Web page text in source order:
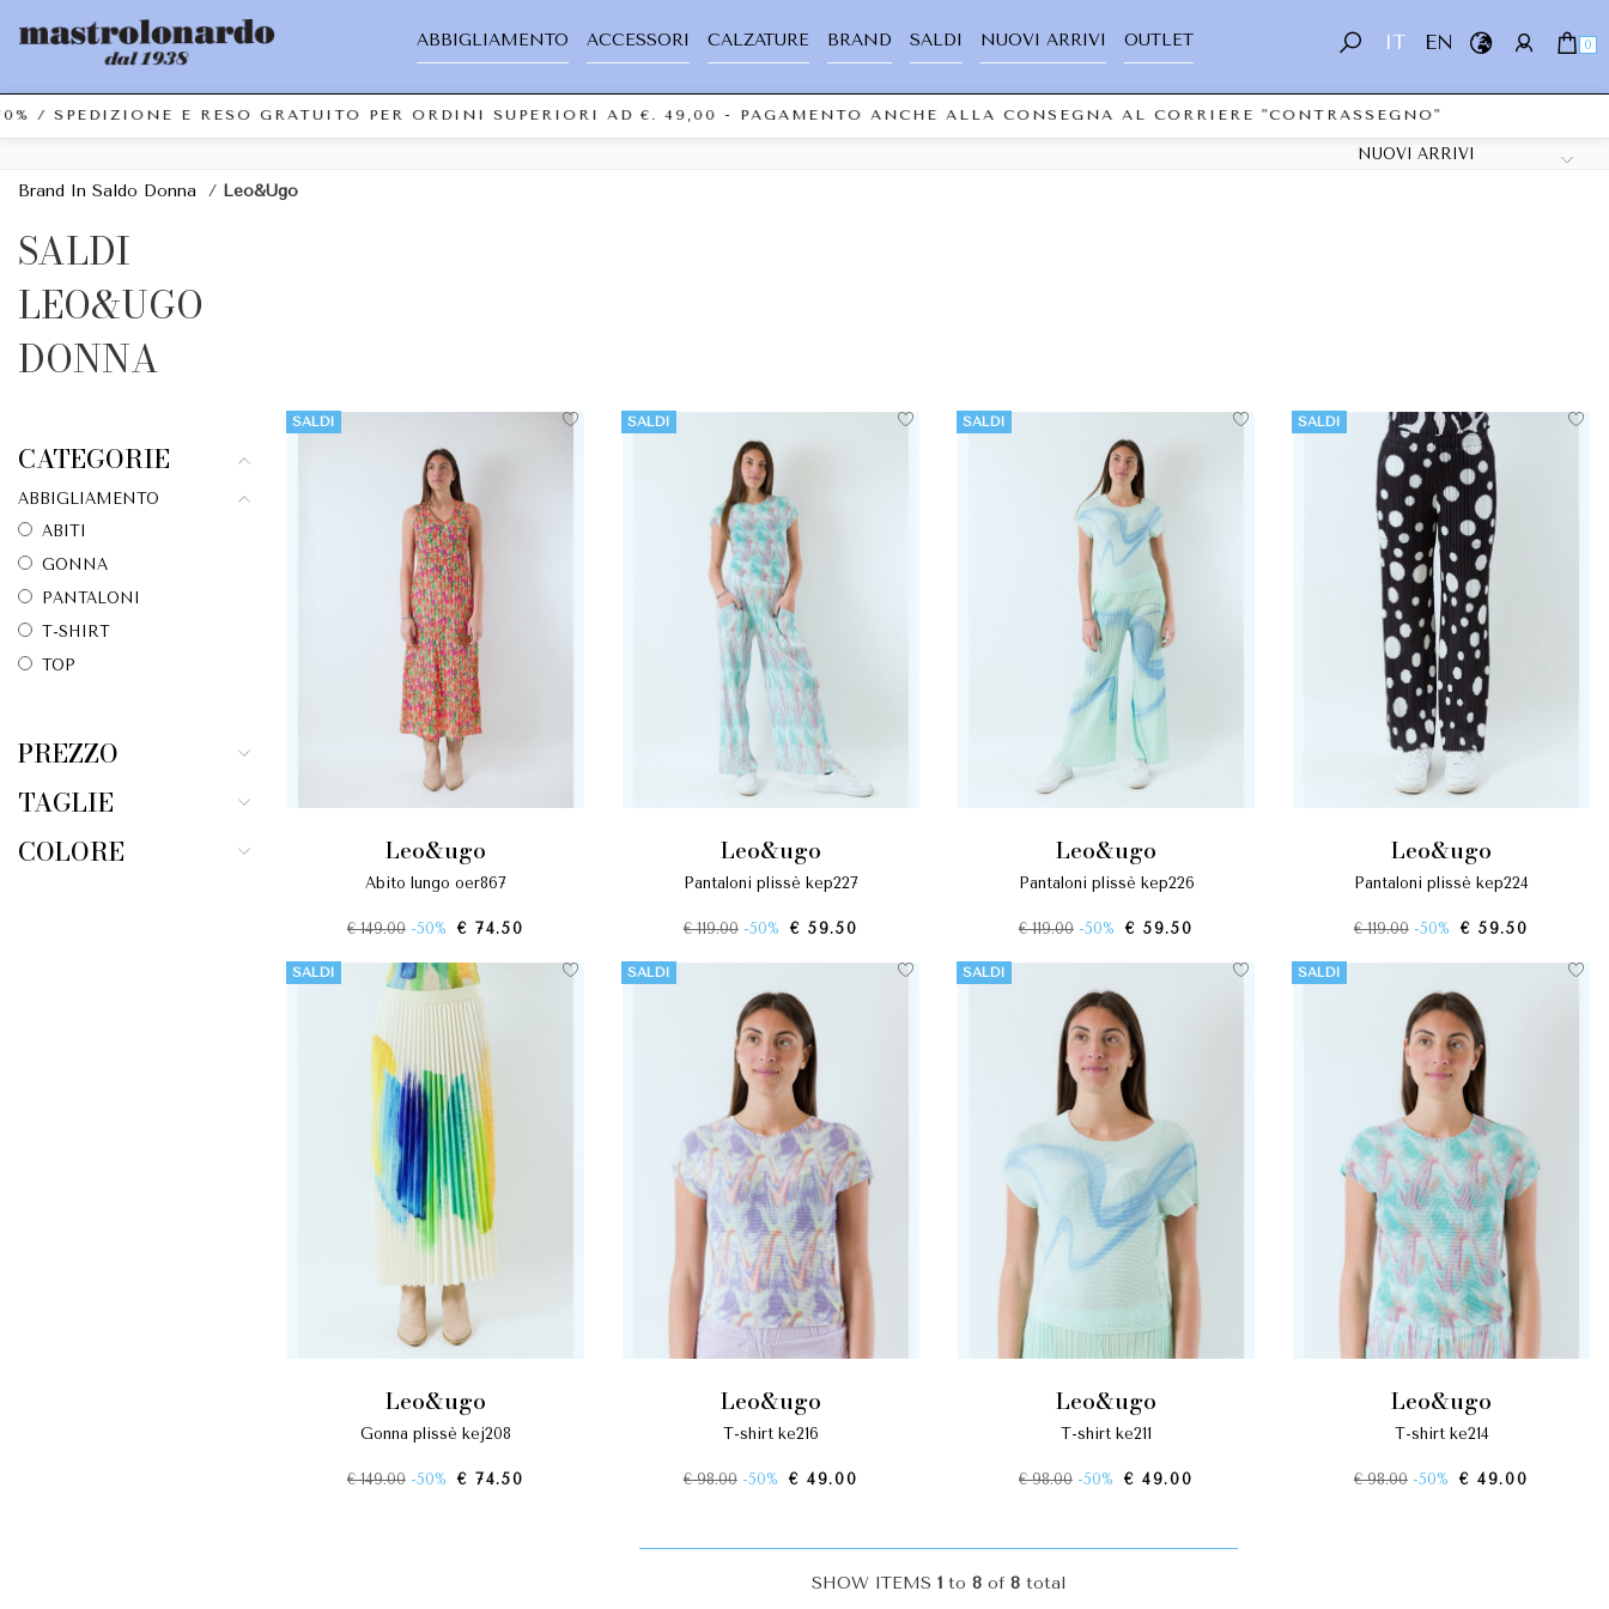
IT EN 0
ABBIGLIAMENTO ACCESSORI CALZATURE BRAND SALDI NUOVI ARRIVI OUTLET
/ SPEDIZIONE E RESO GRATUITO PER ORDINI SUPERIORI AD €. 49,00 - PAGAMENTO ANCHE ALLA CONSEGNA AL CORRIERE "CONTRASSEGNO"
Brand In Saldo Donna / Leo&Ugo
SALDI
LEO&UGO
DONNA
CATEGORIE
ABBIGLIAMENTO
ABITI
GONNA
PANTALONI
T-SHIRT
TOP
PREZZO
TAGLIE
COLORE
SALDI
leo&ugo
abito lungo oer867
€ 149.00 -50% € 74.50
SALDI
leo&ugo
pantaloni plissè kep227
€ 119.00 -50% € 59.50
SALDI
leo&ugo
pantaloni plissè kep226
€ 119.00 -50% € 59.50
SALDI
leo&ugo
pantaloni plissè kep224
€ 119.00 -50% € 59.50
SALDI
leo&ugo
gonna plissè kej208
€ 149.00 -50% € 74.50
SALDI
leo&ugo
t-shirt ke216
€ 98.00 -50% € 49.00
SALDI
leo&ugo
t-shirt ke211
€ 98.00 -50% € 49.00
SALDI
leo&ugo
t-shirt ke214
€ 98.00 -50% € 49.00
SHOW ITEMS 1 to 8 of 8 total